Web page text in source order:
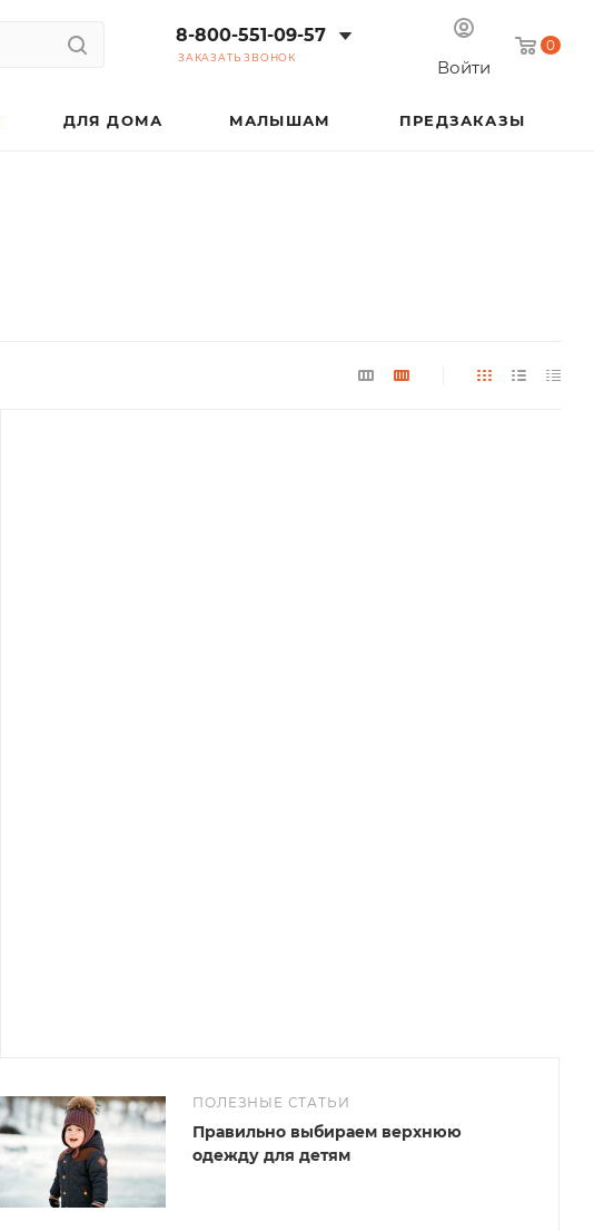
0
Войти
8-800-551-09-57
ЗАКАЗАТЬ ЗВОНОК
ДЛЯ ДОМА МАЛЫШАМ ПРЕДЗАКАЗЫ
ПОЛЕЗНЫЕ СТАТЬИ
Правильно выбираем верхнюю
одежду для детям